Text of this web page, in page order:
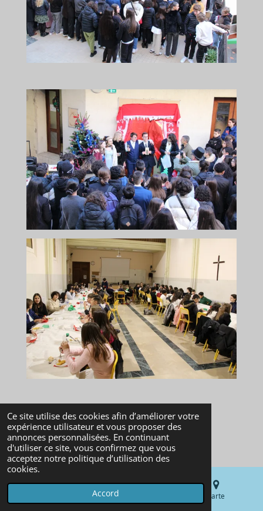
Ce site utilise des cookies afin d’améliorer votre
expérience utilisateur et vous proposer des
annonces personnalisées. En continuant
d'utiliser ce site, vous confirmez que vous
acceptez notre politique d’utilisation des
cookies.
Accord
Repas de Noël, un bon
moment de partage
Téléphone Carte